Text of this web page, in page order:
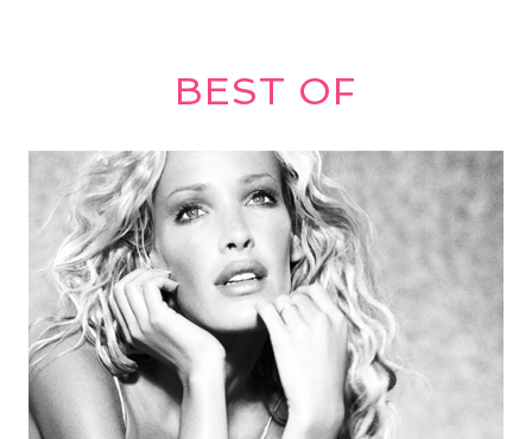
BEST OF